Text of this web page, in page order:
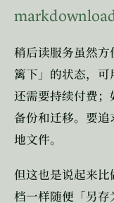
稍后读服务虽然
篱下」的状态，
还需要持续付费
备份和迁移。要
地文件。
但这也是说起来
档一样随便「另